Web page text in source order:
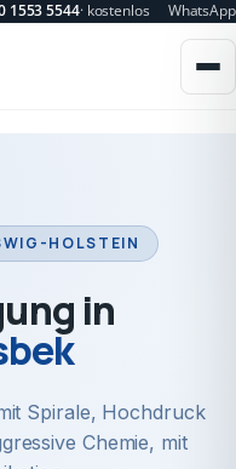
1553 5544· kostenlos WhatsApp
HOLSTEIN
in
Spirale, Hochdruck
Chemie, mit